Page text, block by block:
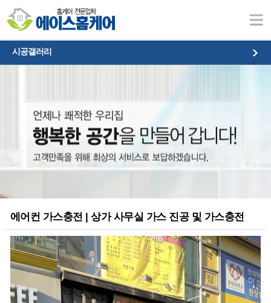
시공갤러리
시공갤러리
에어컨 가스충전 | 상가 사무실 가스 진공 및 가스충전
본문